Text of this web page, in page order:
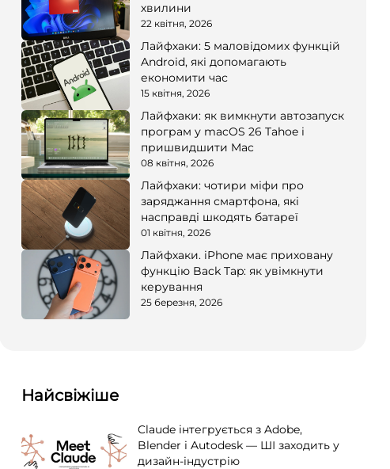
хвилини
22 квітня, 2026
Лайфхаки: 5 маловідомих функцій
Android, які допомагають
економити час
15 квітня, 2026
Лайфхаки: як вимкнути автозапуск
програм у macOS 26 Tahoe і
пришвидшити Mac
08 квітня, 2026
Лайфхаки: чотири міфи про
заряджання смартфона, які
насправді шкодять батареї
01 квітня, 2026
Лайфхаки. iPhone має приховану
функцію Back Tap: як увімкнути
керування
25 березня, 2026
Найсвіжіше
Claude інтегрується з Adobe,
Blender і Autodesk — ШІ заходить у
дизайн-індустрію